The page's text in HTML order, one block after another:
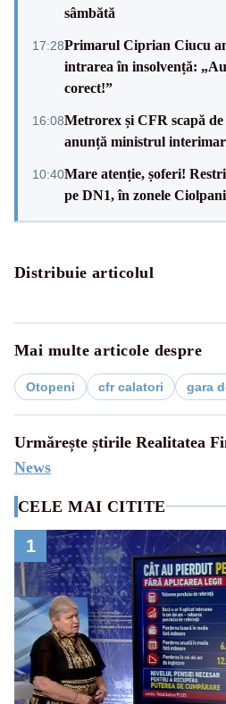
sâmbătă
17:28Primarul Ciprian Ciucu
intrarea în insolvență: „Au
corect!”
16:08Metrorex și CFR scapă
anunță ministrul
10:40Mare atenție, șoferi!
pe DN1, în zonele
Distribuie articolul
Mai multe articole despre
Otopeni cfr calatori gara
Urmărește știrile Realitatea
News
CELE MAI CITITE
1